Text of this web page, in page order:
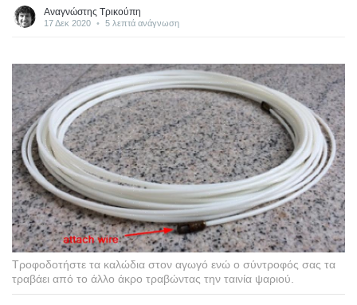
Αναγνώστης Τρικούπη
17 Δεκ 2020 • 5 λεπτά ανάγνωση
Τροφοδοτήστε τα καλώδια στον αγωγό ενώ ο σύντροφός σας τα
τραβάει από το άλλο άκρο τραβώντας την ταινία ψαριού.